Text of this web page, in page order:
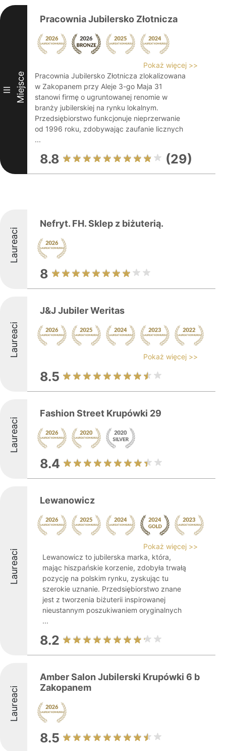
III Miejsce
Pracownia Jubilersko Złotnicza
Pokaż więcej >>
Pracownia Jubilersko Złotnicza zlokalizowana
w Zakopanem przy Aleje 3-go Maja 31
stanowi firmę o ugruntowanej renomie w
branży jubilerskiej na rynku lokalnym.
Przedsiębiorstwo funkcjonuje nieprzerwanie
od 1996 roku, zdobywając zaufanie licznych
...
8.8 (29)
Laureaci
Nefryt. FH. Sklep z biżuterią.
8
Laureaci
J&J Jubiler Weritas
Pokaż więcej >>
8.5
Laureaci
Fashion Street Krupówki 29
8.4
Laureaci
Lewanowicz
Pokaż więcej >>
Lewanowicz to jubilerska marka, która,
mając hiszpańskie korzenie, zdobyła trwałą
pozycję na polskim rynku, zyskując tu
szerokie uznanie. Przedsiębiorstwo znane
jest z tworzenia biżuterii inspirowanej
nieustannym poszukiwaniem oryginalnych
...
8.2
Laureaci
Amber Salon Jubilerski Krupówki 6 b
Zakopanem
8.5